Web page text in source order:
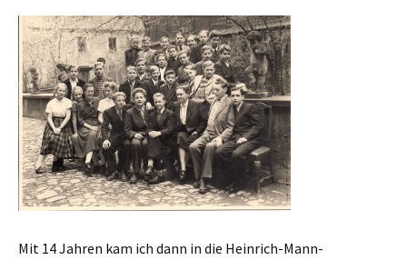
Mit 14 Jahren kam ich dann in die Heinrich-Mann-